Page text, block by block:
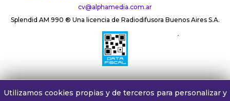
cv@alphamedia.com.ar
Splendid AM 990 ® Una licencia de Radiodifusora Buenos Aires S.A.
´
Utilizamos cookies propias y de terceros para personalizar y